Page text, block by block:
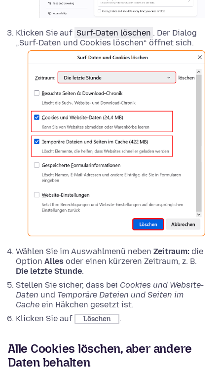
Klicken Sie auf Surf-Daten löschen . Der Dialog
„Surf-Daten und Cookies löschen“ öffnet sich.
Wählen Sie im Auswahlmenü neben Zeitraum: die
Option Alles oder einen kürzeren Zeitraum, z. B.
Die letzte Stunde.
Stellen Sie sicher, dass bei Cookies und Website-
Daten und Temporäre Dateien und Seiten im
Cache ein Häkchen gesetzt ist.
Klicken Sie auf
Löschen .
Alle Cookies löschen, aber andere
Daten behalten